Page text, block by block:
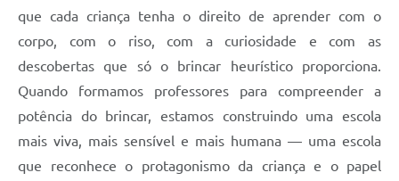
que cada criança tenha o direito de aprender com o
corpo, com o riso, com a curiosidade e com as
descobertas que só o brincar heurístico proporciona.
Quando formamos professores para compreender a
potência do brincar, estamos construindo uma escola
mais viva, mais sensível e mais humana — uma escola
que reconhece o protagonismo da criança e o papel